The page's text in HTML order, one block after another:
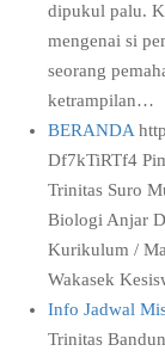
dipukul palu.
mengenai si
seorang
ketrampilan…
BERANDA
Df7kTiRTf4
Trinitas Suro
Biologi Anjar
Kurikulum /
Wakasek
Info Jadwal
Trinitas